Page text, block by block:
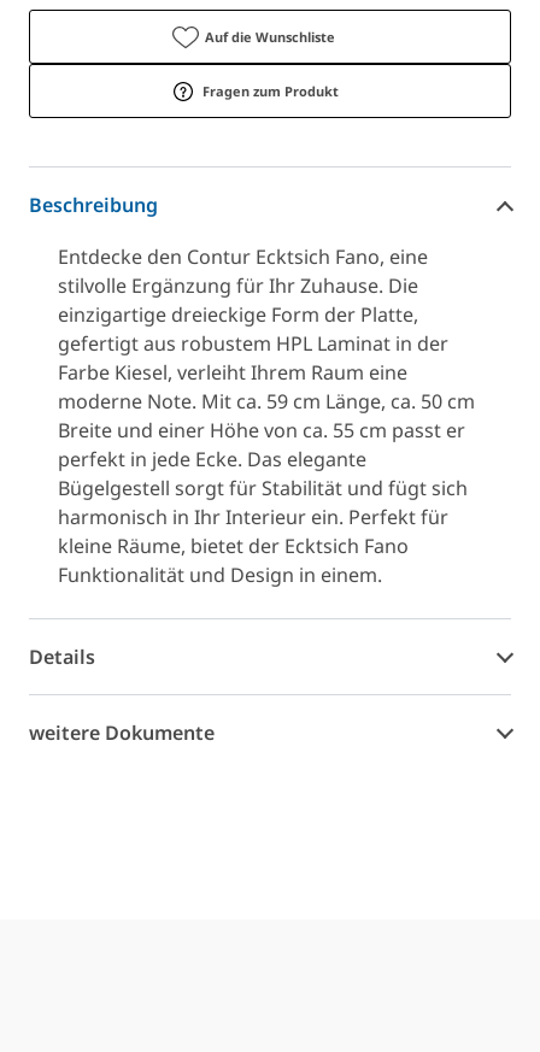
Auf die Wunschliste
Fragen zum Produkt
Beschreibung
Entdecke den Contur Ecktsich Fano, eine
stilvolle Ergänzung für Ihr Zuhause. Die
einzigartige dreieckige Form der Platte,
gefertigt aus robustem HPL Laminat in der
Farbe Kiesel, verleiht Ihrem Raum eine
moderne Note. Mit ca. 59 cm Länge, ca. 50 cm
Breite und einer Höhe von ca. 55 cm passt er
perfekt in jede Ecke. Das elegante
Bügelgestell sorgt für Stabilität und fügt sich
harmonisch in Ihr Interieur ein. Perfekt für
kleine Räume, bietet der Ecktsich Fano
Funktionalität und Design in einem.
Details
weitere Dokumente